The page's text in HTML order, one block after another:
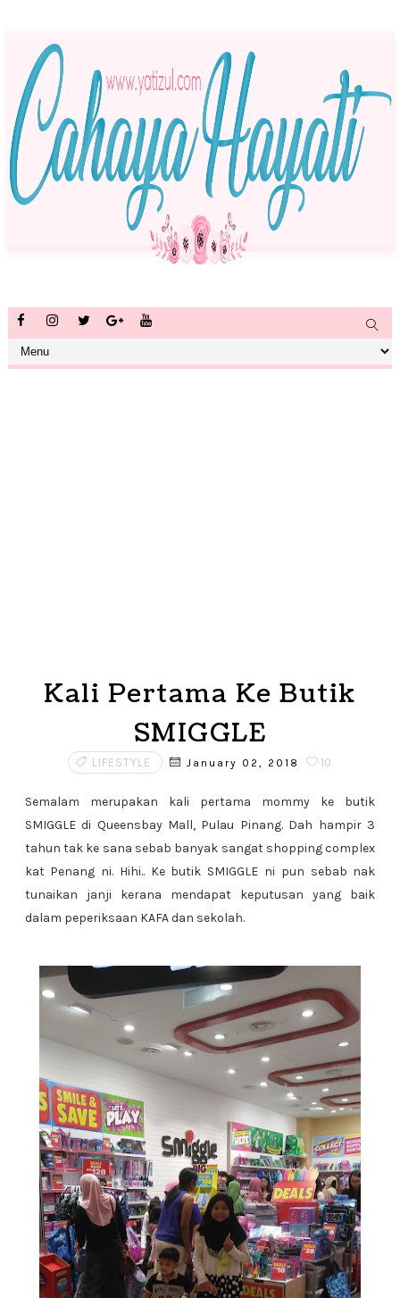
Kali Pertama Ke Butik
SMIGGLE
LIFESTYLE January 02, 2018 10
Semalam merupakan kali pertama mommy ke butik
SMIGGLE di Queensbay Mall, Pulau Pinang. Dah hampir 3
tahun tak ke sana sebab banyak sangat shopping complex
kat Penang ni. Hihi.. Ke butik SMIGGLE ni pun sebab nak
tunaikan janji kerana mendapat keputusan yang baik
dalam peperiksaan KAFA dan sekolah.